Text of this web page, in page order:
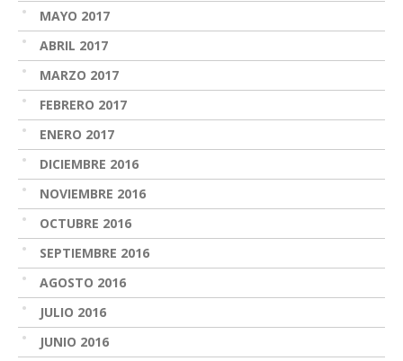
MAYO 2017
ABRIL 2017
MARZO 2017
FEBRERO 2017
ENERO 2017
DICIEMBRE 2016
NOVIEMBRE 2016
OCTUBRE 2016
SEPTIEMBRE 2016
AGOSTO 2016
JULIO 2016
JUNIO 2016